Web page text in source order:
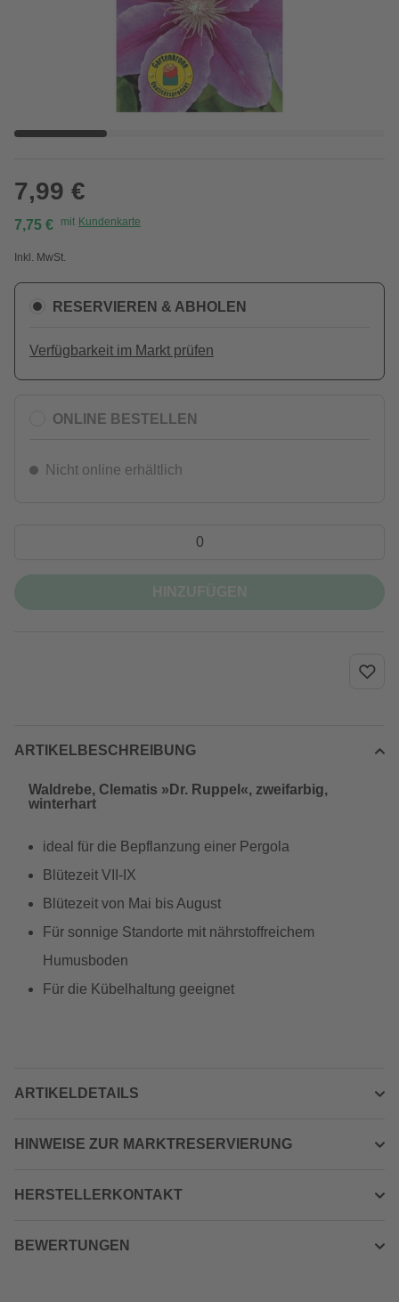
7,99 €
7,75 € mit Kundenkarte
Inkl. MwSt.
RESERVIEREN & ABHOLEN
Verfügbarkeit im Markt prüfen
ONLINE BESTELLEN
Nicht online erhältlich
ARTIKELBESCHREIBUNG
Waldrebe, Clematis »Dr. Ruppel«, zweifarbig,
winterhart
ideal für die Bepflanzung einer Pergola
Blütezeit VII-IX
Blütezeit von Mai bis August
Für sonnige Standorte mit nährstoffreichem
Humusboden
Für die Kübelhaltung geeignet
ARTIKELDETAILS
HINWEISE ZUR MARKTRESERVIERUNG
HERSTELLERKONTAKT
BEWERTUNGEN